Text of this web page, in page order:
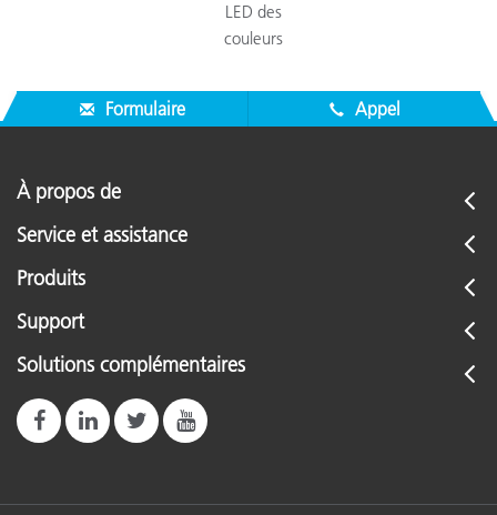
LED des
couleurs
Formulaire Appel
À propos de
Service et assistance
Produits
Support
Solutions complémentaires